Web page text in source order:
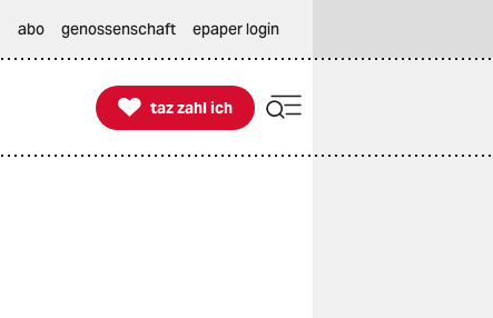
abo genossenschaft epaper login

taz zahl ich
taz zahl ich